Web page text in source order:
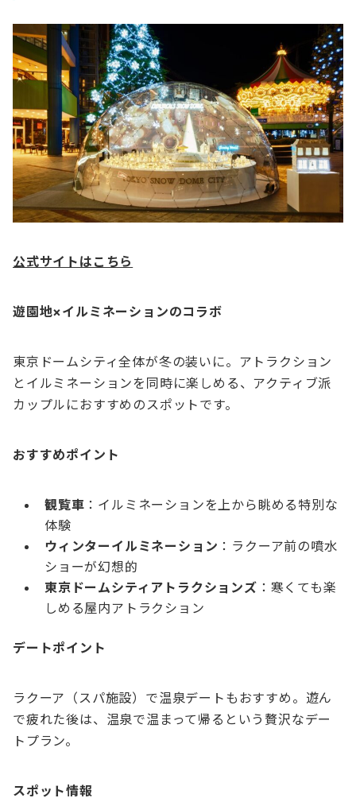
公式サイトはこちら
遊園地×イルミネーションのコラボ
東京ドームシティ全体が冬の装いに。アトラクション
とイルミネーションを同時に楽しめる、アクティブ派
カップルにおすすめのスポットです。
おすすめポイント
観覧車 ：イルミネーションを上から眺める特別な
体験
ウィンターイルミネーション ：ラクーア前の噴水
ショーが幻想的
東京ドームシティアトラクションズ ：寒くても楽
しめる屋内アトラクション
デートポイント
ラクーア（スパ施設）で温泉デートもおすすめ。遊ん
で疲れた後は、温泉で温まって帰るという贅沢なデー
トプラン。
スポット情報